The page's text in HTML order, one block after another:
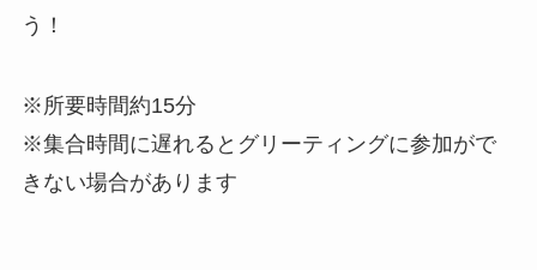
う！
※所要時間約15分
※集合時間に遅れるとグリーティングに参加がで
きない場合があります